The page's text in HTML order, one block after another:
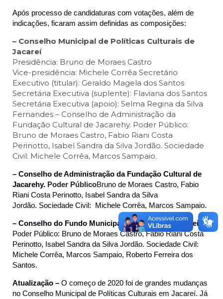
Após processo de candidaturas com votações, além de
indicações, ficaram assim definidas as composições:
– Conselho Municipal de Políticas Culturais de
Jacareí
Presidência: Bruno de Moraes Castro
Vice-presidência: Michele Corrêa Secretário
Executivo (titular): Geraldo Magela dos Santos
Secretária Executiva (suplente): Flaviana dos Santos
Secretária Executiva (apoio): Selma Regina da Silva
Fernandes – Conselho de Administração da
Fundação Cultural de Jacarehy. Poder Público:
Bruno de Moraes Castro, Fabio Riani Costa
Perinotto, Isabel Sandra da Silva Jordão. Sociedade
Civil: Michele Corrêa, Marcos Sampaio.
– Conselho de Administração da Fundação Cultural de
Jacarehy. Poder PúblicoBruno de Moraes Castro, Fabio
Riani Costa Perinotto, Isabel Sandra da Silva
Jordão. Sociedade Civil: Michele Corrêa, Marcos Sampaio.
– Conselho do Fundo Municipal de Cultura de Jacareí
Poder Público: Bruno de Moraes Castro, Fabio Riani Costa
Perinotto, Isabel Sandra da Silva Jordão. Sociedade Civil:
Michele Corrêa, Marcos Sampaio, Roberto Ferreira dos
Santos.
Atualização – O começo de 2020 foi de grandes mudanças
no Conselho Municipal de Políticas Culturais em Jacareí. Já